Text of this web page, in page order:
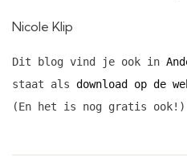
Nicole Klip
Dit blog vind je ook in
staat als download op de
(En het is nog gratis ook!)